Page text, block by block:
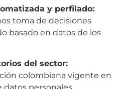
y perfilado:
toma de decisiones
basado en datos de los
del sector:
colombiana vigente en